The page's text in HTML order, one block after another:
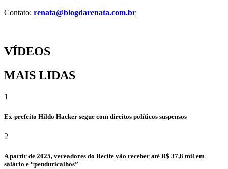
Contato: renata@blogdarenata.com.br
VÍDEOS
MAIS LIDAS
1
Ex-prefeito Hildo Hacker segue com direitos políticos suspensos
2
A partir de 2025, vereadores do Recife vão receber até R$ 37,8 mil em
salário e “penduricalhos”